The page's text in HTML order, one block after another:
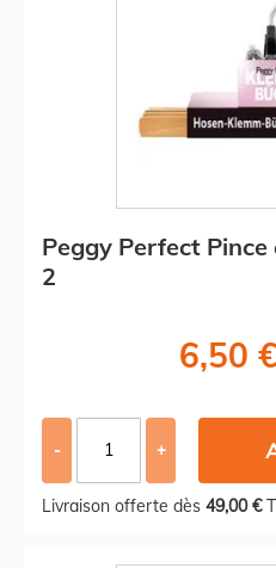
Peggy Perfect
2
6,50
- +
Livraison offerte dès 49,00 €